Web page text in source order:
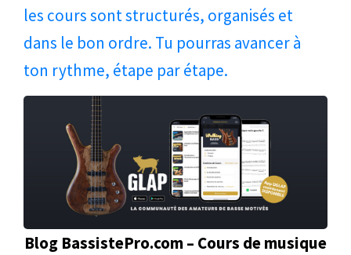
les cours sont structurés, organisés et
dans le bon ordre. Tu pourras avancer à
ton rythme, étape par étape.
Blog BassistePro.com – Cours de musique